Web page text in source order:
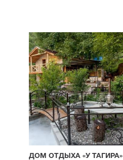
ДОМ ОТДЫХА «У ТАГИРА»